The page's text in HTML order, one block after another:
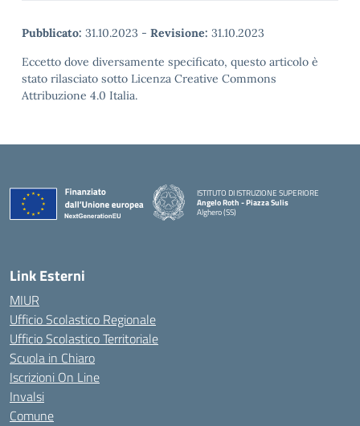
Pubblicato: 31.10.2023 - Revisione: 31.10.2023
Eccetto dove diversamente specificato, questo articolo è
stato rilasciato sotto Licenza Creative Commons
Attribuzione 4.0 Italia.
ISTITUTO DI ISTRUZIONE SUPERIORE
Angelo Roth - Piazza Sulis
Alghero (SS)
— Visita la pagina iniziale della scuola
Link Esterni
MIUR
Ufficio Scolastico Regionale
Ufficio Scolastico Territoriale
Scuola in Chiaro
Iscrizioni On Line
Invalsi
Comune